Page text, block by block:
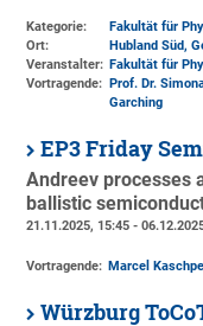
Kategorie:
Fakultät für
Ort:
Hubland Süd,
Veranstalter: Fakultät für
Vortragende:
Prof. Dr.
Garching
EP3 Friday
Andreev processes
ballistic
21.11.2025, 15:45 -
Vortragende: Marcel
Würzburg